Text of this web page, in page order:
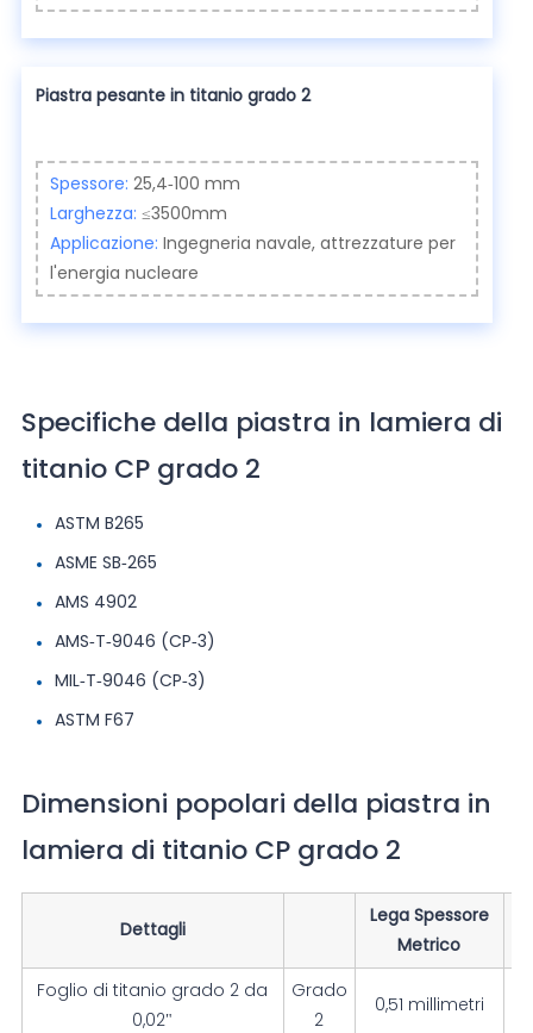
Piastra pesante in titanio grado 2
Spessore: 25,4-100 mm
Larghezza: ≤3500mm
Applicazione: Ingegneria navale, attrezzature per
l'energia nucleare
Specifiche della piastra in lamiera di
titanio CP grado 2
ASTM B265
ASME SB-265
AMS 4902
AMS-T-9046 (CP-3)
MIL-T-9046 (CP-3)
ASTM F67
Dimensioni popolari della piastra in
lamiera di titanio CP grado 2
Dettagli
Lega Spessore
Metrico
Foglio di titanio grado 2 da
0,02"
Grado
2
0,51 millimetri